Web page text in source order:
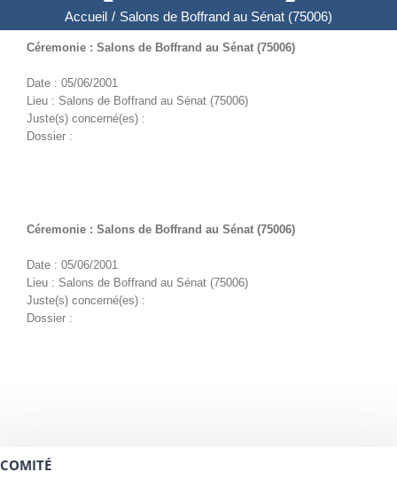
Accueil / Salons de Boffrand au Sénat (75006)
Céremonie : Salons de Boffrand au Sénat (75006)
Date : 05/06/2001
Lieu : Salons de Boffrand au Sénat (75006)
Juste(s) concerné(es) :
Dossier :
Céremonie : Salons de Boffrand au Sénat (75006)
Date : 05/06/2001
Lieu : Salons de Boffrand au Sénat (75006)
Juste(s) concerné(es) :
Dossier :
COMITÉ